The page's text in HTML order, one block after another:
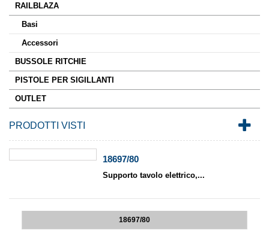
RAILBLAZA
Basi
Accessori
BUSSOLE RITCHIE
PISTOLE PER SIGILLANTI
OUTLET
PRODOTTI VISTI
18697/80
Supporto tavolo elettrico,...
18697/80